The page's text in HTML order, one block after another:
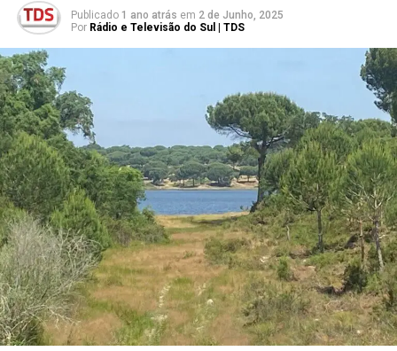
Publicado 1 ano atrás em 2 de Junho, 2025
Por Rádio e Televisão do Sul | TDS